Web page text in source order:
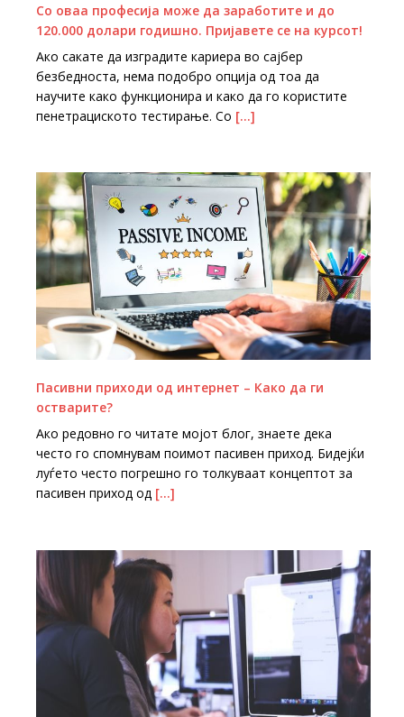
Со оваа професија може да заработите и до
120.000 долари годишно. Пријавете се на курсот!
Ако сакате да изградите кариера во сајбер
безбедноста, нема подобро опција од тоа да
научите како функционира и како да го користите
пенетрациското тестирање. Со […]
Пасивни приходи од интернет – Како да ги
oстварите?
Ако редовно го читате мојот блог, знаете дека
често го спомнувам поимот пасивен приход. Бидејќи
луѓето често погрешно го толкуваат концептот за
пасивен приход од […]